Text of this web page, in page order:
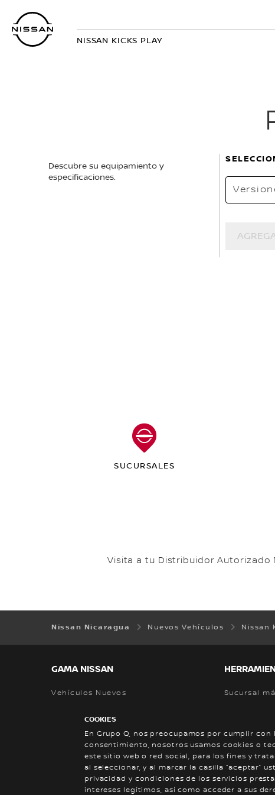
COOKIES
En Grupo Q, nos preocupamos por cumplir
consentimiento, nosotros usamos cookies o
este sitio web o red social, para los fines y
al seleccionar, y al marcar la casilla “aceptar”
privacidad y condiciones de los servicios
intereses legítimos, así como acceder a sus
contenido
principal
NISSAN KICKS PLAY
Descubre su equipamiento y
especificaciones.
SUCURSALES
Visita a tu Distribuidor Autorizado
Nissan Nicaragua Nuevos Vehículos Nissan
GAMA NISSAN
Vehículos Nuevos Sucursal
Cotizar